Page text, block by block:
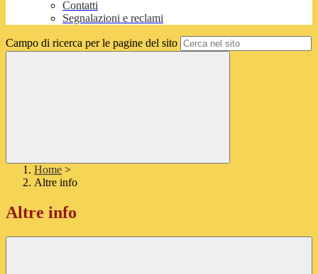
Contatti
Segnalazioni e reclami
Campo di ricerca per le pagine del sito
Home >
Altre info
Altre info